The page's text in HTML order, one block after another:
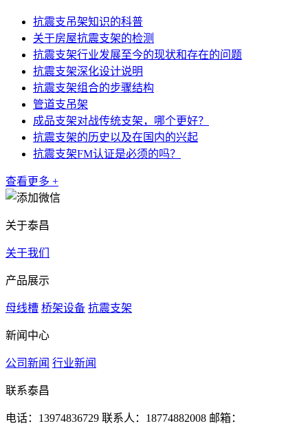
抗震支吊架知识的科普
关于房屋抗震支架的检测
抗震支架行业发展至今的现状和存在的问题
抗震支架深化设计说明
抗震支架组合的步骤结构
管道支吊架
成品支架对战传统支架，哪个更好？
抗震支架的历史以及在国内的兴起
抗震支架FM认证是必须的吗？
查看更多 +
关于泰昌
关于我们
产品展示
母线槽 桥架设备 抗震支架
新闻中心
公司新闻 行业新闻
联系泰昌
电话：13974836729 联系人：18774882008 邮箱：